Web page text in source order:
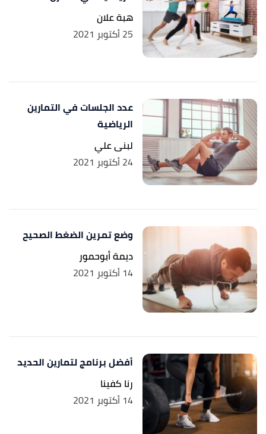
هبة علان
25 أكتوبر 2021
عدد الجلسات في التمارين
الرياضية
لبنى علي
24 أكتوبر 2021
وضع تمرين الضغط الصحيح
ديمة أبوحمور
14 أكتوبر 2021
أفضل برنامج لتمارين الحديد
رنا كفينا
14 أكتوبر 2021